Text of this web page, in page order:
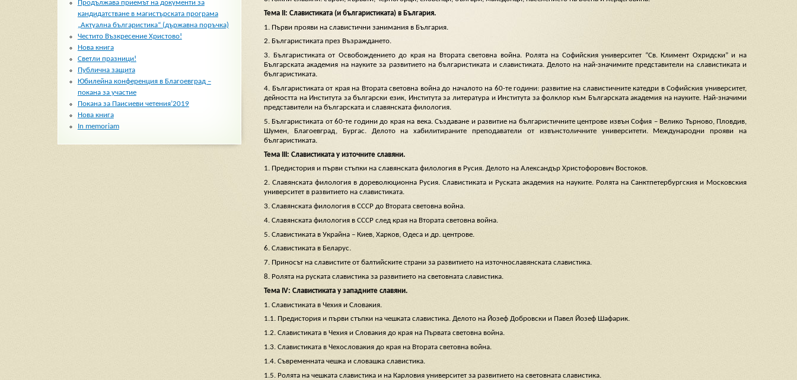
Тема ІІ: Славистиката (и българистиката) в България.
1. Първи прояви на славистични занимания в България.
2. Българистиката през Възраждането.
3. Българистиката от Освобождението до края на Втората световна война. Ролята на Софийския университет “Св. Климент Охридски” и на
Българската академия на науките за развитието на българистиката и славистиката. Делото на най-значимите представители на славистиката и
българистиката.
4. Българистиката от края на Втората световна война до началото на 60-те години: развитие на славистичните катедри в Софийския университет,
дейността на Института за български език, Института за литература и Института за фолклор към Българската академия на науките. Най-значими
представители на българската и славянската филология.
5. Българистиката от 60-те години до края на века. Създаване и развитие на българистичните центрове извън София – Велико Търново, Пловдив,
Шумен, Благоевград, Бургас. Делото на хабилитираните преподаватели от извънстоличните университети. Международни прояви на
българистиката.
Тема ІІІ: Славистиката у източните славяни.
1. Предистория и първи стъпки на славянската филология в Русия. Делото на Александър Христофорович Востоков.
2. Славянската филология в дореволюционна Русия. Славистиката и Руската академия на науките. Ролята на Санктпетербургския и Московския
университет в развитието на славистиката.
3. Славянската филология в СССР до Втората световна война.
4. Славянската филология в СССР след края на Втората световна война.
5. Славистиката в Украйна – Киев, Харков, Одеса и др. центрове.
6. Славистиката в Беларус.
7. Приносът на славистите от балтийските страни за развитието на източнославянската славистика.
8. Ролята на руската славистика за развитието на световната славистика.
Тема ІV: Славистиката у западните славяни.
1. Славистиката в Чехия и Словакия.
1.1. Предистория и първи стъпки на чешката славистика. Делото на Йозеф Добровски и Павел Йозеф Шафарик.
1.2. Славистиката в Чехия и Словакия до края на Първата световна война.
1.3. Славистиката в Чехословакия до края на Втората световна война.
1.4. Съвременната чешка и словашка славистика.
1.5. Ролята на чешката славистика и на Карловия университет за развитието на световната славистика.
Продължава приемът на документи за
кандидатстване в магистърската програма
„Актуална българистика“ (държавна поръчка)
Честито Възкресение Христово!
Нова книга
Светли празници!
Публична защита
Юбилейна конференция в Благоевград –
покана за участие
Покана за Паисиеви четения’2019
Нова книга
In memoriam